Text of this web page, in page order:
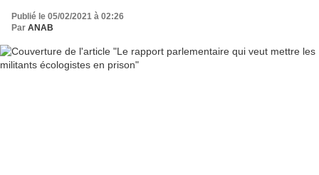
Publié le 05/02/2021 à 02:26
Par ANAB